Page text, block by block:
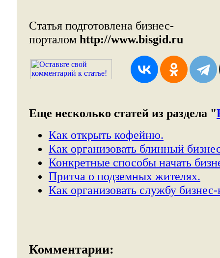
Статья подготовлена бизнес-
порталом http://www.bisgid.ru
Еще несколько статей из раздела "
Как открыть кофейню.
Как организовать блинный
Конкретные способы начать
Притча о подземных жителях.
Как организовать службу
Комментарии: